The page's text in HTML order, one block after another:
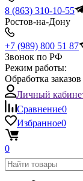
8 (863) 310-10-55
Ростов-на-Дону
+7 (989) 800 51 87
Звонок по РФ
Режим работы:
Обработка
Личный
Сравнение0
Избранное0
0